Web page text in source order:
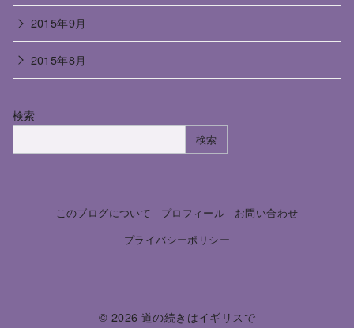
2015年9月
2015年8月
検索
検索
このブログについて プロフィール
お問い合わせ
プライバシーポリシー
© 2026 道の続きはイギリスで